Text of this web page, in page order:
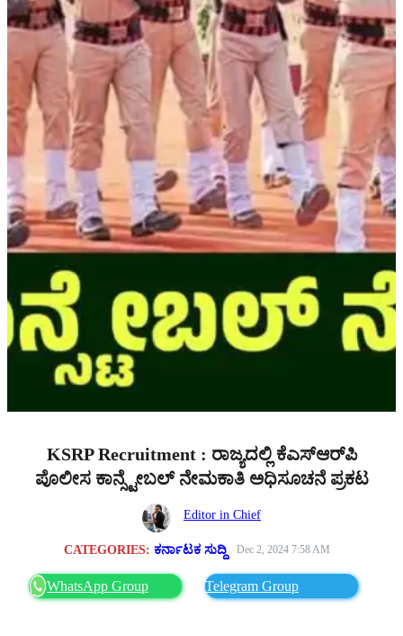
KSRP Recruitment : ರಾಜ್ಯದಲ್ಲಿ ಕೆಎಸ್‌ಆರ್‌ಪಿ
ಪೊಲೀಸ ಕಾನ್ಸ್ಟೇಬಲ್ ನೇಮಕಾತಿ ಅಧಿಸೂಚನೆ ಪ್ರಕಟ
Editor in Chief
CATEGORIES: ಕರ್ನಾಟಕ ಸುದ್ದಿ Dec 2, 2024 7:58 AM
WhatsApp Group Telegram Group